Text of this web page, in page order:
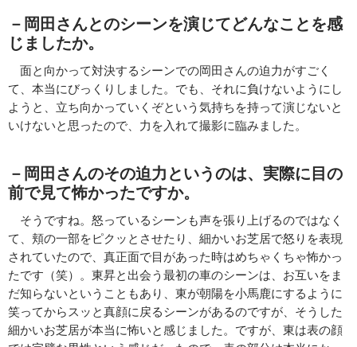
－岡田さんとのシーンを演じてどんなことを感
じましたか。
面と向かって対決するシーンでの岡田さんの迫力がすごく
て、本当にびっくりしました。でも、それに負けないようにし
ようと、立ち向かっていくぞという気持ちを持って演じないと
いけないと思ったので、力を入れて撮影に臨みました。
－ 岡田さんのその迫力というのは、実際に目の
前で見て怖かったですか。
そうですね。怒っているシーンも声を張り上げるのではなく
て、頬の一部をピクッとさせたり、細かいお芝居で怒りを表現
されていたので、真正面で目があった時はめちゃくちゃ怖かっ
たです（笑）。東昇と出会う最初の車のシーンは、お互いをま
だ知らないということもあり、東が朝陽を小馬鹿にするように
笑ってからスッと真顔に戻るシーンがあるのですが、そうした
細かいお芝居が本当に怖いと感じました。ですが、東は表の顔